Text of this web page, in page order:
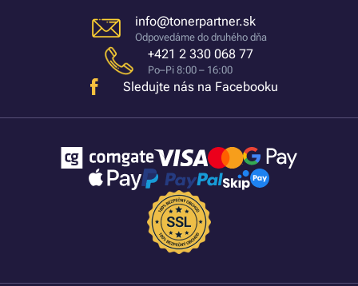
info@tonerpartner.sk
Odpovedáme do druhého dňa
+421 2 330 068 77
Po–Pi 8:00 – 16:00
Sledujte nás na Facebooku